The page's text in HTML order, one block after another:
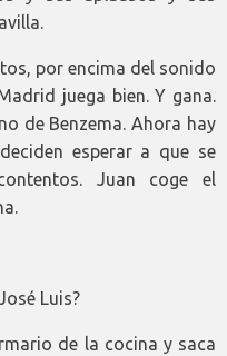
por encima del sonido
juega bien. Y gana.
de Benzema. Ahora hay
esperar a que se
Juan coge el
Luis?
de la cocina y saca